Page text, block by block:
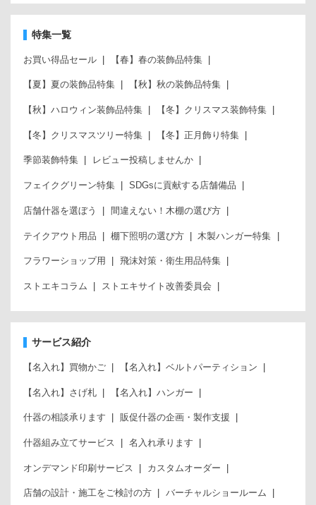
特集一覧
お買い得品セール 【春】春の装飾品特集
【夏】夏の装飾品特集 【秋】秋の装飾品特集
【秋】ハロウィン装飾品特集 【冬】クリスマス装飾特集
【冬】クリスマスツリー特集 【冬】正月飾り特集
季節装飾特集 レビュー投稿しませんか
フェイクグリーン特集 SDGsに貢献する店舗備品
店舗什器を選ぼう 間違えない！木棚の選び方
テイクアウト用品 棚下照明の選び方 木製ハンガー特集
フラワーショップ用 飛沫対策・衛生用品特集
ストエキコラム ストエキサイト改善委員会
サービス紹介
【名入れ】買物かご 【名入れ】ベルトパーティション
【名入れ】さげ札 【名入れ】ハンガー
什器の相談承ります 販促什器の企画・製作支援
什器組み立てサービス 名入れ承ります
オンデマンド印刷サービス カスタムオーダー
店舗の設計・施工をご検討の方 バーチャルショールーム